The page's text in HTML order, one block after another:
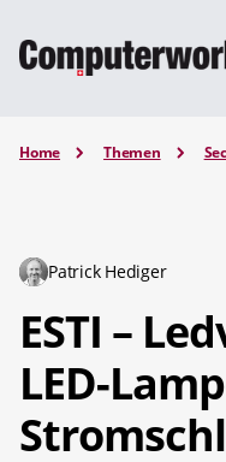
Home Themen
Patrick Hediger
ESTI –
LED-